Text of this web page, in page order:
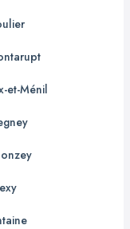
et-Ménil